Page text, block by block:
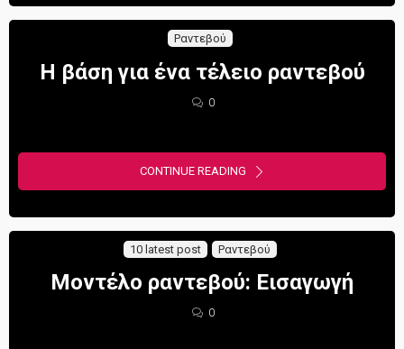
Ραντεβού
Η βάση για ένα τέλειο ραντεβού
0
CONTINUE READING
10 latest post Ραντεβού
Μοντέλο ραντεβού: Εισαγωγή
0